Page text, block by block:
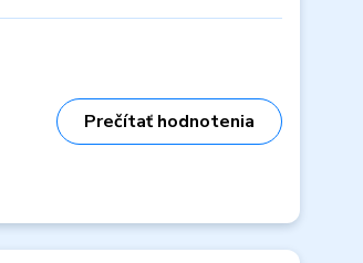
Prečítať hodnotenia